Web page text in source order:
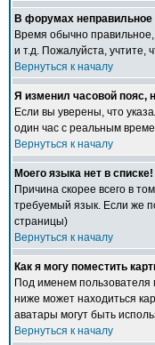
В форумах неправильное
Время обычно правильное,
и т.д. Пожалуйста, учтите,
Вернуться к началу
Я изменил часовой пояс,
Если вы уверены, что
один час с реальным
Вернуться к началу
Моего языка нет в списке!
Причина скорее всего в
требуемый язык. Если же
страницы)
Вернуться к началу
Как я могу поместить
Под именем пользователя
ниже может находиться
аватары могут быть
Вернуться к началу